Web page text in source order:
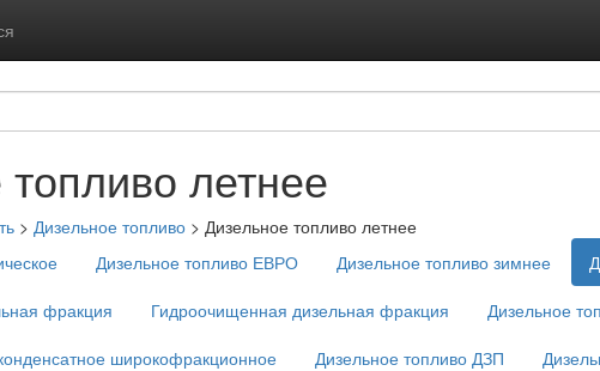
летнее
> Дизельное топливо > Дизельное топливо летнее
Дизельное топливо ЕВРО Дизельное топливо зимнее
фракция
Гидроочищенная дизельная фракция
Дизельное
широкофракционное
Дизельное топливо ДЗП